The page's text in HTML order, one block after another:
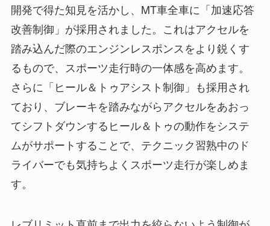
開発で得た知見を活かし、MT車全車に「加速応答
改善制御」が採用されました。これはアクセルを
踏み込んだ際のエンジンレスポンスをより鋭くす
るもので、スポーツ走行時の一体感を高めます。
さらに「ヒール＆トゥアシスト制御」も採用され
ており、ブレーキを踏みながらアクセルをあおっ
てシフトダウンするヒール＆トゥの動作をシステ
ムがサポートすることで、テクニック習熟中のド
ライバーでも気持ちよくスポーツ走行が楽しめま
す。